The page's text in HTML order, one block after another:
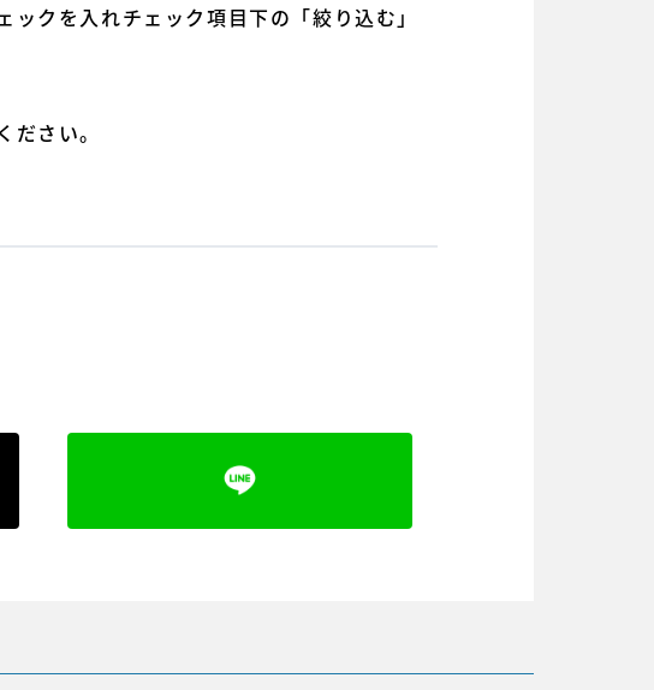
クを入れチェック項目下の「絞り込む」
さい。